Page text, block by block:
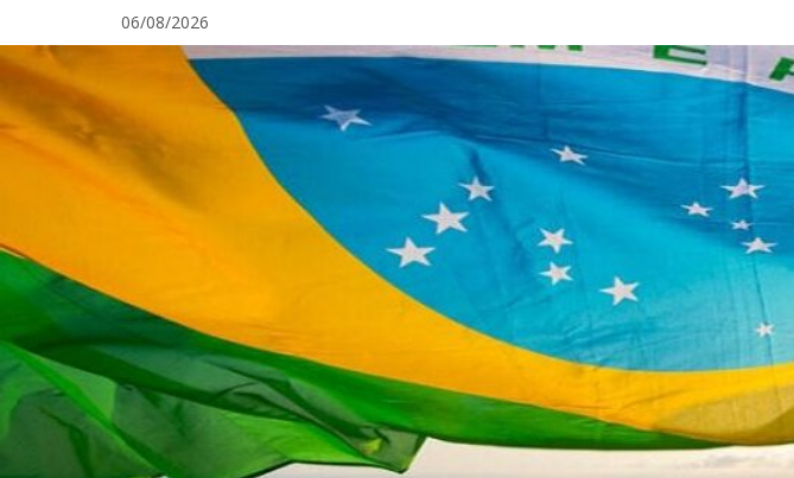
para
conteúdo
06/08/2026